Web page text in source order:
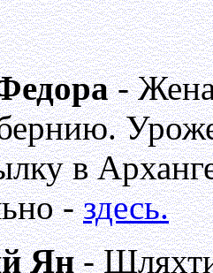
- Жена
в
-здесь.
Ян-